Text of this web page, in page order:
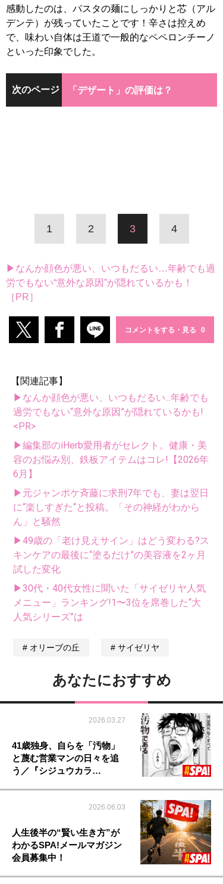
感動したのは、パスタの麺にしっかりと芯（アル
デンテ）が残っていたことです！辛さは控えめ
で、味わい自体は王道で一般的なペペロンチーノ
といった印象でした。
次のページ 「デザート」の評価は？
1 2 3 4
▶なんか顔色が悪い、いつもだるい…年齢でも過
労でもない“意外な原因”が隠れているかも！
［PR］
コメントをする・見る
【関連記事】
▶なんか顔色が悪い、いつもだるい...年齢でも
過労でもない“意外な原因”が隠れているかも!
<PR>
▶編集部のiHerb愛用者がセレクト。健康・美
容のお悩み別、鉄板アイテムはコレ!【2026年
6月】
▶元ジャンポケ斉藤に求刑7年でも、妻は翌日
に“楽しすぎた“と投稿。「その神経がわから
ん」と騒然
▶49歳の「老け見えサイン」はどう変わる?ス
キンケアの最後に“塗るだけ”の美容液を2ヶ月
試した変化
▶30代・40代女性に聞いた「サイゼリヤ人気
メニュー」ランキング!1〜3位を席巻した“大
人気シリーズ”は
オリーブの丘 サイゼリヤ
あなたにおすすめ
2026.03.27
41歳独身、自らを「汚物」
と蔑む営業マンの日々を追
う／『シジュウカラ…
2026.06.03
人生後半の“賢い生き方”が
わかるSPA!メールマガジン
会員募集中！